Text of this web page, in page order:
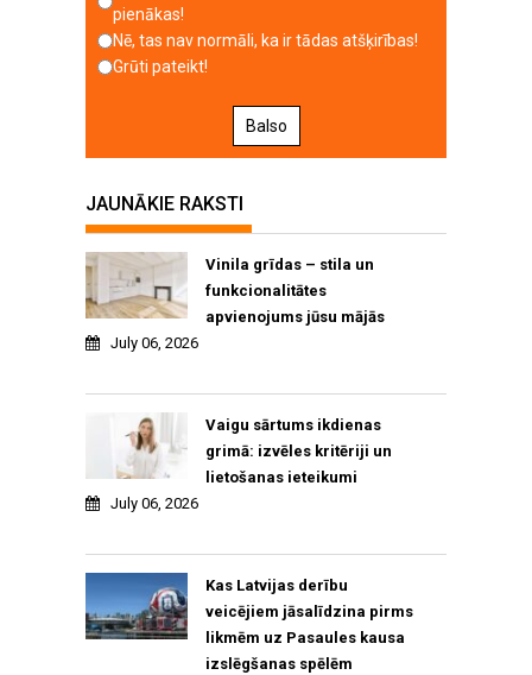
pienākas!
Nē, tas nav normāli, ka ir tādas atšķirības!
Grūti pateikt!
Balso
JAUNĀKIE RAKSTI
Vinila grīdas – stila un
funkcionalitātes
apvienojums jūsu mājās
July 06, 2026
Vaigu sārtums ikdienas
grimā: izvēles kritēriji un
lietošanas ieteikumi
July 06, 2026
Kas Latvijas derību
veicējiem jāsalīdzina pirms
likmēm uz Pasaules kausa
izslēgšanas spēlēm